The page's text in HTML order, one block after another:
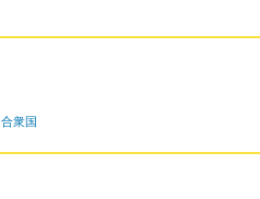
衆国